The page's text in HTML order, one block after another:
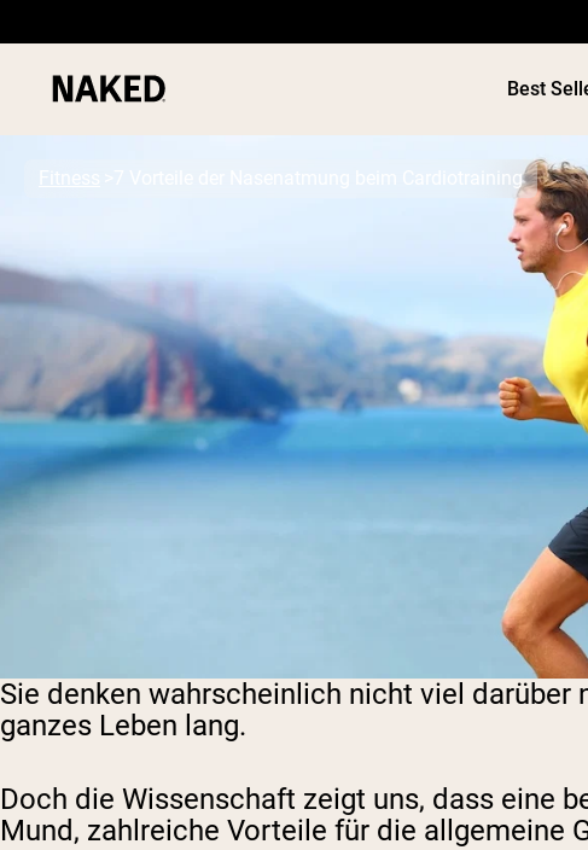
Best
Beliebte Suchbegriffe
”Overnight Oats“
”Vegan protein“
”Collagen“
”Micellar Casein“
Fitness 7 Vorteile der Nasenatmung beim Cardiotraining
Sie denken wahrscheinlich nicht viel darüber
ganzes Leben lang.
Doch die Wissenschaft zeigt uns, dass eine
Mund, zahlreiche Vorteile für die allgemeine